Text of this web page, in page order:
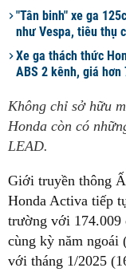
"Tân binh" xe ga
như Vespa, tiêu thụ
Xe ga thách thức
ABS 2 kênh, giá
Không chỉ sở hữu
Honda còn có
LEAD.
Giới truyền thông
Honda Activa tiếp
trường với 174.009
cùng kỳ năm ngoái
với tháng 1/2025